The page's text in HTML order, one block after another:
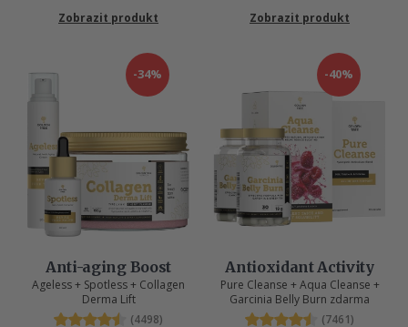
Zobrazit produkt Zobrazit produkt
-34%
Anti-aging Boost
Ageless + Spotless + Collagen
Derma Lift
(4498)
-40%
Antioxidant Activity
Pure Cleanse + Aqua Cleanse +
Garcinia Belly Burn zdarma
(7461)